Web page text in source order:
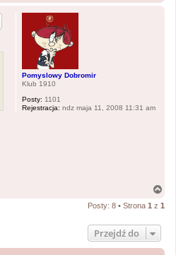
Pomyslowy Dobromir
Klub 1910
Posty: 1101
Rejestracja: ndz maja 11, 2008 11:31 am
g
Posty: 8 • Strona 1 z 1
Przejdź do